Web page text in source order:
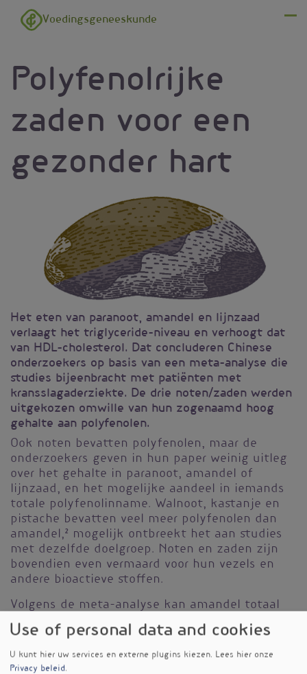
Overslaan en naar de inhoud gaan
Voedingsgeneeskunde
Polyfenolrijke
zaden voor een
gezonder hart
Het eten van paranoot, amandel en lijnzaad
verlaagt het triglyceride-niveau en verhoogt dat
van HDL-cholesterol. Dat concluderen Chinese
onderzoekers op basis van een meta-analyse die
studies bijeenbracht met patiënten met
kransslagaderziekte. De drie noten/zaden werden
uitgekozen omwille van hun zogenaamd hoog
gehalte aan polyfenolen.
Ook noten bevatten polyfenolen, maar de
onderzoekers geven in hun paper weinig uitleg
over het gehalte in paranoot, amandel of
lijnzaad, en het mogelijke aandeel in iemands
totale polyfenolinname. Walnoot, kastanje en
pistache bevatten veel meer polyfenolen dan
amandel,2 mogelijk ontbreekt het aan studies
met dezelfde doelgroep. Noten en zaden zijn
bovendien even vermaard voor hun vezels en
andere bioactieve stoffen.
Volgens de meta-analyse kan amandel totaal
cholesterol en kan lijnzaad C-reactief proteïne
(ontstekingsmarker) verlagen. Het zijn dan ook
twee erg verschillende voedingsmiddelen met
andere types vezels en polyfenolen.
Use of personal data and cookies
U kunt hier uw services en externe plugins kiezen. Lees hier onze
Privacy beleid.